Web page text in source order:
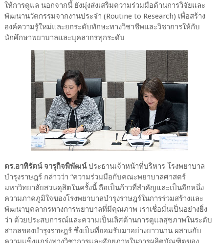
ให้การดูแล นอกจากนี้ ยังมุ่งส่งเสริมความร่วมมือด้านการวิจัยและ
พัฒนานวัตกรรมจากงานประจำ (Routine to Research) เพื่อสร้าง
องค์ความรู้ใหม่และยกระดับทักษะทางวิชาชีพและวิชาการให้กับ
นักศึกษาพยาบาลและบุคลากรทุกระดับ
ดร.อาทิรัตน์ จารุกิจพิพัฒน์ประธานเจ้าหน้าที่บริหาร โรงพยาบาล
บำรุงราษฎร์ กล่าวว่า “ความร่วมมือกับคณะพยาบาลศาสตร์
มหาวิทยาลัยสวนดุสิตในครั้งนี้ ถือเป็นก้าวที่สำคัญและเป็นอีกหนึ่ง
ความภาคภูมิใจของโรงพยาบาลบำรุงราษฎร์ในการร่วมสร้างและ
พัฒนาบุคลากรทางการพยาบาลที่มีคุณภาพ เราเชื่อมั่นเป็นอย่างยิ่ง
ว่า ด้วยประสบการณ์และความเป็นเลิศด้านการดูแลสุขภาพในระดับ
สากลของบำรุงราษฎร์ ซึ่งเป็นที่ยอมรับมาอย่างยาวนาน ผสานกับ